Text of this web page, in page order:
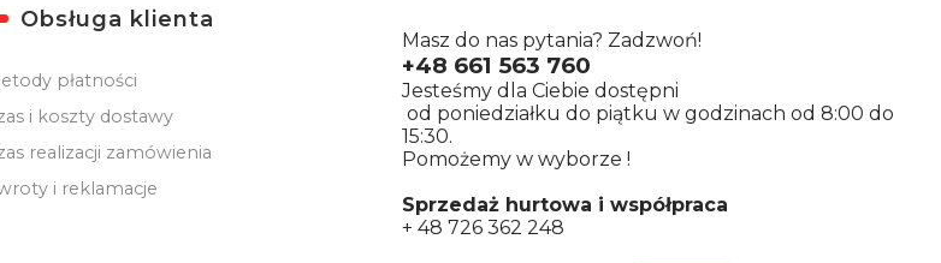
Obsługa klienta
płatności
i koszty dostawy
realizacji zamówienia
i reklamacje
Masz do nas pytania? Zadzwoń!
+48 661 563 760
Jesteśmy dla Ciebie dostępni
od poniedziałku do piątku w godzinach od 8:00 do
15:30.
Pomożemy w wyborze !
Sprzedaż hurtowa i współpraca
+ 48 726 362 248